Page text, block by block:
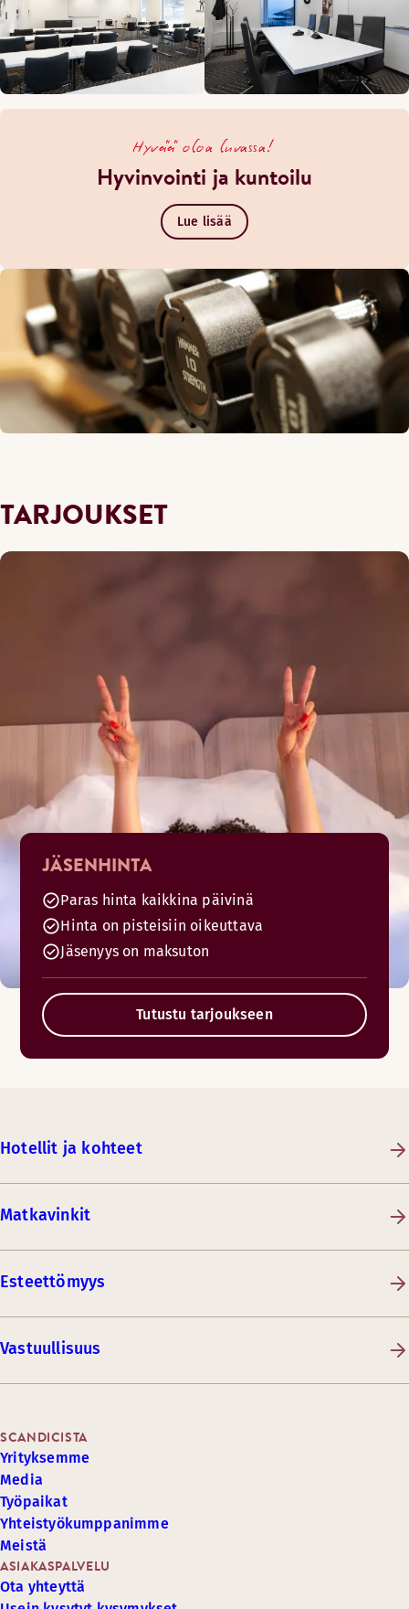
Hyvää oloa luvassa!
Hyvinvointi ja kuntoilu
Lue lisää
TARJOUKSET
JÄSENHINTA
Paras hinta kaikkina päivinä
Hinta on pisteisiin oikeuttava
Jäsenyys on maksuton
Tutustu tarjoukseen
Hotellit ja kohteet
Matkavinkit
Esteettömyys
Vastuullisuus
ASIAKASPALVELU
Ota yhteyttä
SCANDICISTA
Yrityksemme
Media
Työpaikat
Yhteistyökumppanimme
Meistä